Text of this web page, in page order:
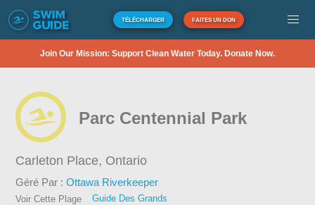
TÉLÉCHARGER FAITES UN DON
Join Our Mission: Support Clean Water Today. Donate Now.
Parc Centennial Park
Carleton Place, Ontario
Géré Par :Ottawa Riverkeeper
Voir Cette Plage
Guide Des Grands